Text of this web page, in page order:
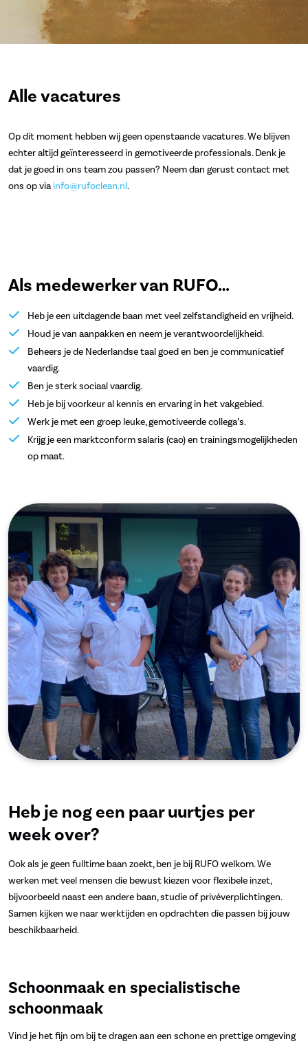
Alle vacatures
Op dit moment hebben wij geen openstaande vacatures. We blijven
echter altijd geïnteresseerd in gemotiveerde professionals. Denk je
dat je goed in ons team zou passen? Neem dan gerust contact met
ons op via info@rufoclean.nl.
Als medewerker van RUFO…
Heb je een uitdagende baan met veel zelfstandigheid en vrijheid.
Houd je van aanpakken en neem je verantwoordelijkheid.
Beheers je de Nederlandse taal goed en ben je communicatief
vaardig.
Ben je sterk sociaal vaardig.
Heb je bij voorkeur al kennis en ervaring in het vakgebied.
Werk je met een groep leuke, gemotiveerde collega’s.
Krijg je een marktconform salaris (cao) en trainingsmogelijkheden
op maat.
Heb je nog een paar uurtjes per
week over?
Ook als je geen fulltime baan zoekt, ben je bij RUFO welkom. We
werken met veel mensen die bewust kiezen voor flexibele inzet,
bijvoorbeeld naast een andere baan, studie of privéverplichtingen.
Samen kijken we naar werktijden en opdrachten die passen bij jouw
beschikbaarheid.
Schoonmaak en specialistische
schoonmaak
Vind je het fijn om bij te dragen aan een schone en prettige omgeving